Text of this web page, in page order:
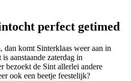
perfect getimed
dan komt Sinterklaas weer aan in
aanstaande zaterdag in
bezoekt de Sint allerlei andere
ook een beetje feestelijk?